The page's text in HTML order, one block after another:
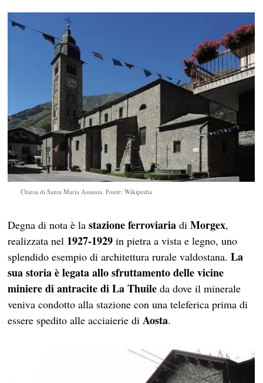
Chiesa di Santa Maria Assunta. Fonte: Wikipedia
Degna di nota è lastazione ferroviaria diMorgex,
realizzata nel 1927-1929 in pietra a vista e legno, uno
splendido esempio di architettura rurale valdostana. La
sua storia è legata allo sfruttamento delle vicine
miniere di antracite di La Thuile da dove il minerale
veniva condotto alla stazione con una teleferica prima di
essere spedito alle acciaierie diAosta.